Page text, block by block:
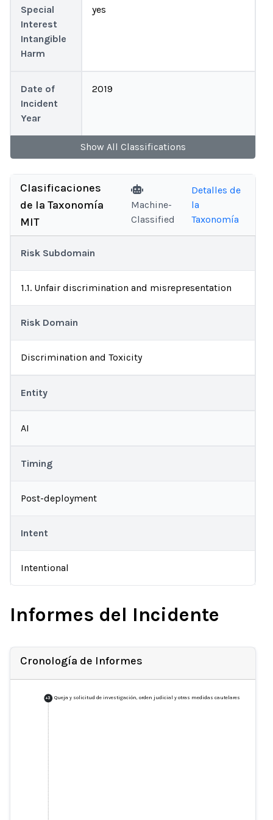
Special
Interest
Intangible
Harm
yes
Date of
Incident
Year
2019
Show All Classifications
Clasificaciones
de la Taxonomía
MIT
Machine-
Classified
Detalles de
la
Taxonomía
Risk Subdomain
1.1. Unfair discrimination and misrepresentation
Risk Domain
Discrimination and Toxicity
Entity
AI
Timing
Post-deployment
Intent
Intentional
Informes del Incidente
Cronología de Informes
+3 Queja y solicitud de investigación, orden judicial y otras medidas cautelares